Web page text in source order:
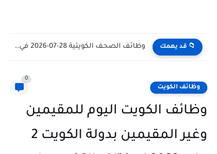
📁 قد يهمك وظائف الكويت اليوم بتاريخ 28-07-2026 للأجانب والمواطنين في مختلف التخصصات
وظائف الكويت
0
وظائف الكويت اليوم للمقيمين
وغير المقيمين بدولة الكويت 2